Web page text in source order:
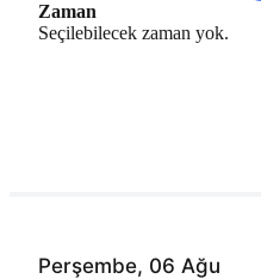
Perşembe, 06 Ağu
Zaman
Seçilebilecek zaman yok.